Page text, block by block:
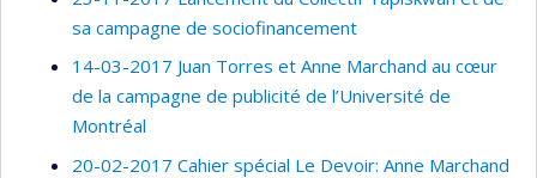
sa campagne de sociofinancement
14-03-2017 Juan Torres et Anne Marchand au cœur
de la campagne de publicité de l’Université de
Montréal
20-02-2017 Cahier spécial Le Devoir: Anne Marchand